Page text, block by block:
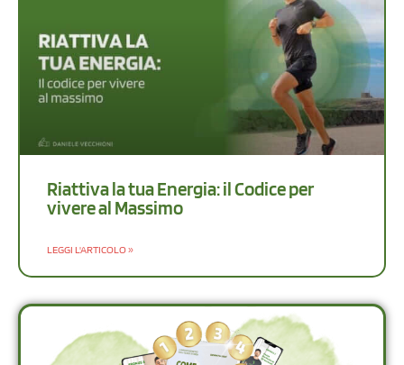
Riattiva la tua Energia: il Codice per
vivere al Massimo
LEGGI L'ARTICOLO »